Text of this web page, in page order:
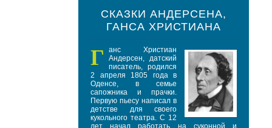
СКАЗКИ АНДЕРСЕНА,
ГАНСА ХРИСТИАНА
Г
анс Христиан
Андерсен, датский
писатель, родился
2 апреля 1805 года в
Оденсе, в семье
сапожника и прачки.
Первую пьесу написал в
детстве для своего
кукольного театра. С 12